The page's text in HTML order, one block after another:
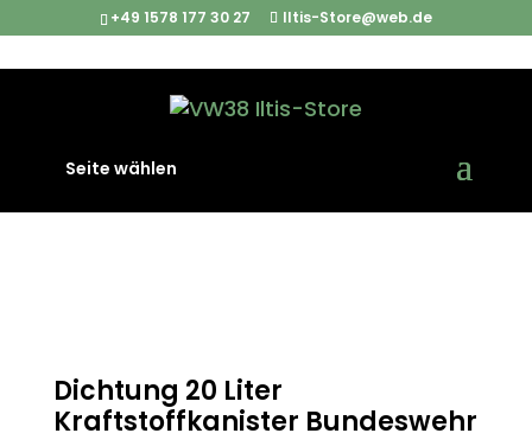
+49 1578 177 30 27 Iltis-Store@web.de
Seite wählen
Dichtung 20 Liter Kraftstoffkanister Bundeswehr
Dichtung 20 Liter
Kraftstoffkanister Bundeswehr